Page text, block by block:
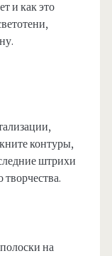
и как это
контуры,
штрихи
творчества.
на